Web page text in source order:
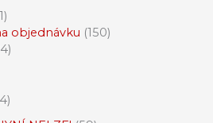
objednávku 150